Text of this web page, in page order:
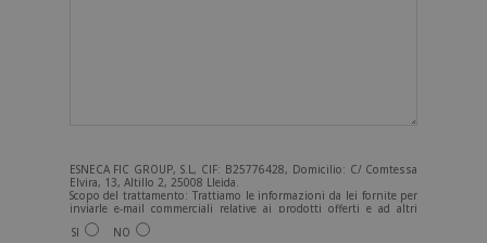
ESNECA FIC GROUP, S.L, CIF: B25776428, Domicilio: C/ Comtessa
Elvira, 13, Altillo 2, 25008 Lleida.
Scopo del trattamento: Trattiamo le informazioni da lei fornite per
inviarle e-mail commerciali relative ai prodotti offerti e ad altri
prodotti che potrebbero interessarla. Legittimazione del
trattamento: Consenso dell'interessato. Diritti: Può esercitare i
SI NO